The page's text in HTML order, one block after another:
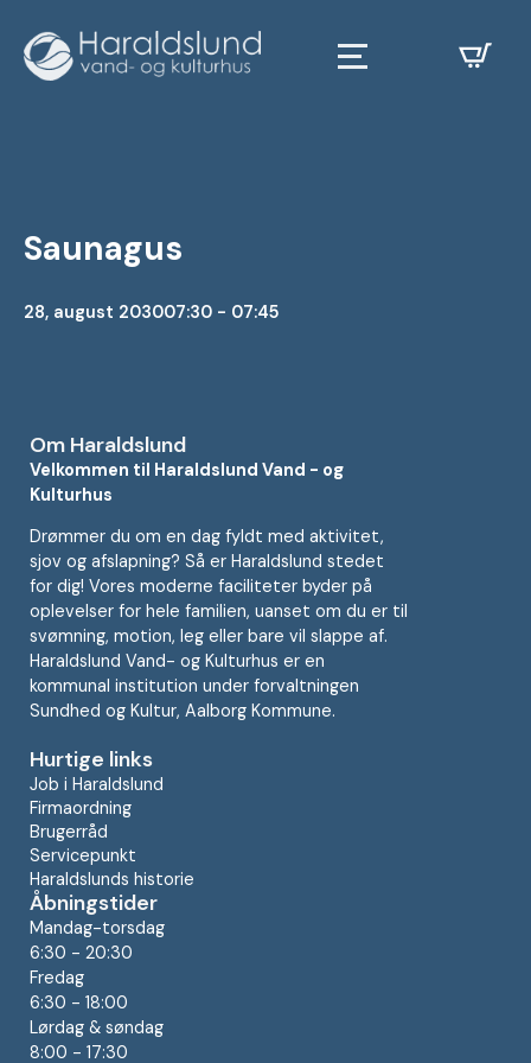
Saunagus
28, august 203007:30 - 07:45
Om Haraldslund
Velkommen til Haraldslund Vand - og
Kulturhus
Drømmer du om en dag fyldt med aktivitet,
sjov og afslapning? Så er Haraldslund stedet
for dig! Vores moderne faciliteter byder på
oplevelser for hele familien, uanset om du er til
svømning, motion, leg eller bare vil slappe af.
Haraldslund Vand- og Kulturhus er en
kommunal institution under forvaltningen
Sundhed og Kultur, Aalborg Kommune.
Hurtige links
Job i Haraldslund
Firmaordning
Brugerråd
Servicepunkt
Haraldslunds historie
Åbningstider
Mandag-torsdag
6:30 - 20:30
Fredag
6:30 - 18:00
Lørdag & søndag
8:00 - 17:30